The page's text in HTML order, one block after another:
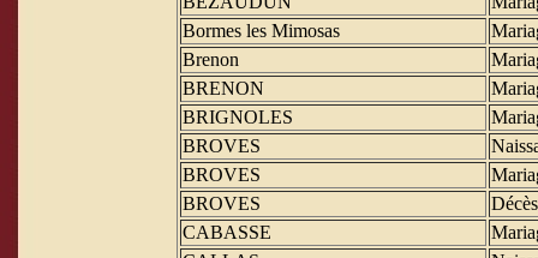
Bormes les Mimosas
Brenon
BRENON
BRIGNOLES
BROVES
BROVES
BROVES
Décès
CABASSE